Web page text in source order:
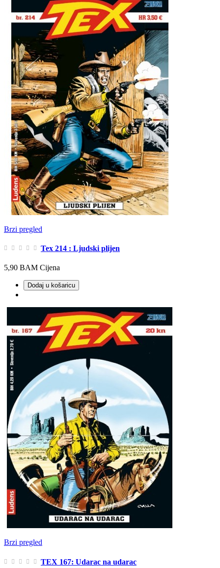
Brzi pregled
Tex 214 : Ljudski plijen
5,90 BAM Cijena
Dodaj u košaricu
Brzi pregled
TEX 167: Udarac na udarac